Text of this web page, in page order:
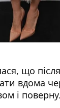
що
вдома
і